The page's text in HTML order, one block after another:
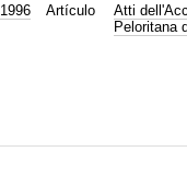
1996 Artículo
Atti
Peloritana